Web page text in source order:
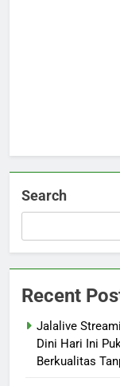
Search
Recent
Jalalive
Dini Hari Ini
Berkualitas